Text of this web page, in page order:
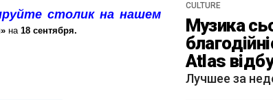
столик на нашем
на 18 сентября.
CULTURE
Музика
Atlas
весняний
Лучшее за